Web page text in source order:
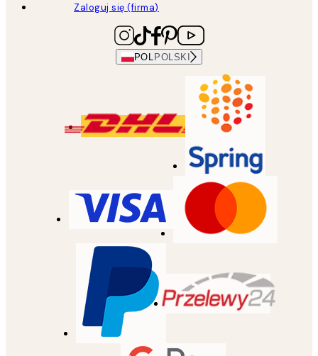
Zaloguj się (firma)
POL POLSKI